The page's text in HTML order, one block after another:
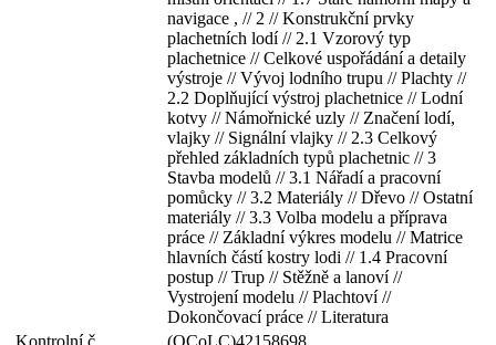
navigace , // 2 // Konstrukční prvky
plachetních lodí // 2.1 Vzorový typ
plachetnice // Celkové uspořádání a detaily
výstroje // Vývoj lodního trupu // Plachty //
2.2 Doplňující výstroj plachetnice // Lodní
kotvy // Námořnické uzly // Značení lodí,
vlajky // Signální vlajky // 2.3 Celkový
přehled základních typů plachetnic // 3
Stavba modelů // 3.1 Nářadí a pracovní
pomůcky // 3.2 Materiály // Dřevo // Ostatní
materiály // 3.3 Volba modelu a příprava
práce // Základní výkres modelu // Matrice
hlavních částí kostry lodi // 1.4 Pracovní
postup // Trup // Stěžně a lanoví //
Vystrojení modelu // Plachtoví //
Dokončovací práce // Literatura
Kontrolní č.
(OCoLC)42158698